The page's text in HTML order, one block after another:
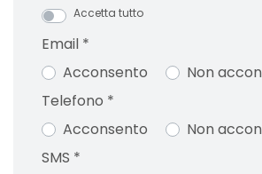
Accetta tutto
Email *
Acconsento
Non
Telefono *
Acconsento
Non
SMS *